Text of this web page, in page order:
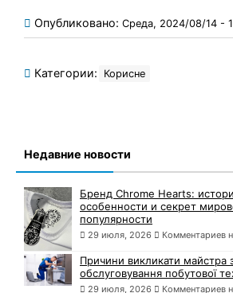
Опубликовано: Среда, 2024/08/14 -
Категории: Корисне
Недавние новости
Бренд Chrome Hearts:
особенности и секрет
популярности
29 июля, 2026 Комментариев
Причини викликати майстра
обслуговування побутової
29 июля, 2026 Комментариев